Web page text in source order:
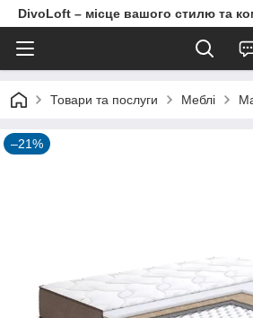
DivoLoft – місце вашого стилю та
Товари та послуги Meблi
–21%